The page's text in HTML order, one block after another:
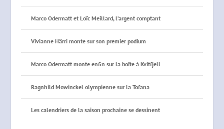
Marco Odermatt et Loïc Meillard, l’argent comptant
Vivianne Härri monte sur son premier podium
Marco Odermatt monte enfin sur la boîte à Kvitfjell
Ragnhild Mowinckel olympienne sur la Tofana
Les calendriers de la saison prochaine se dessinent